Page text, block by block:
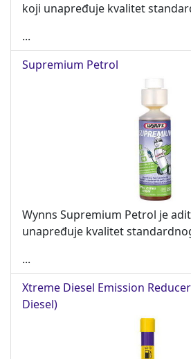
koji unapređuje kvalitet
...
Supremium Petrol
Wynns Supremium Petrol je
unapređuje kvalitet
...
Xtreme Diesel Emission
Diesel)